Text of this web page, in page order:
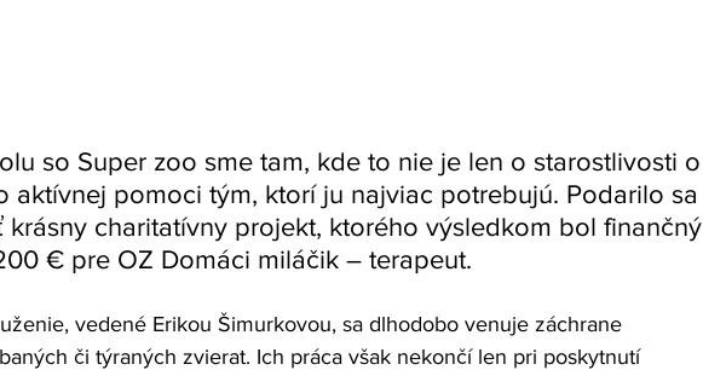
so Super zoo sme tam, kde to nie je len o starostlivosti o
aktívnej pomoci tým, ktorí ju najviac potrebujú. Podarilo sa
krásny charitatívny projekt, ktorého výsledkom bol finančný
€ pre OZ Domáci miláčik – terapeut.
vedené Erikou Šimurkovou, sa dlhodobo venuje záchrane
či týraných zvierat. Ich práca však nekončí len pri poskytnutí